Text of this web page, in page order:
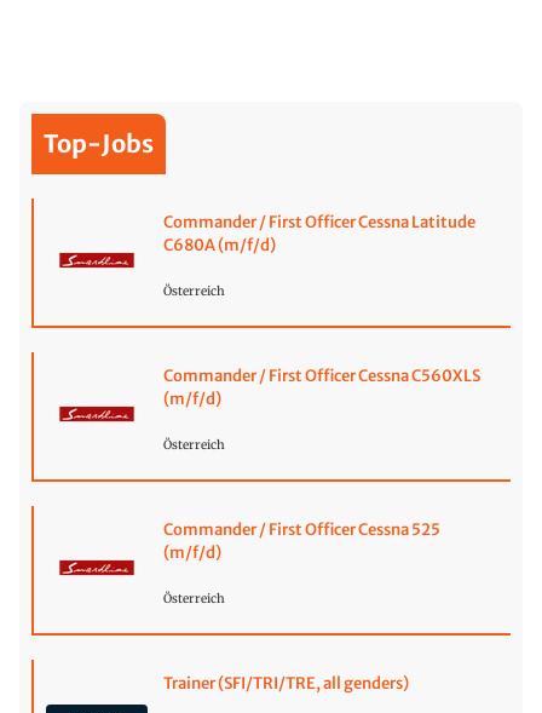
Top-Jobs
Commander / First Officer Cessna Latitude
C680A (m/f/d)
Österreich
Commander / First Officer Cessna C560XLS
(m/f/d)
Österreich
Commander / First Officer Cessna 525
(m/f/d)
Österreich
Trainer (SFI/TRI/TRE, all genders)